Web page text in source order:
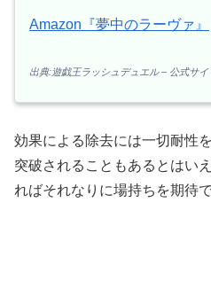
Amazon『夢中のラーヴァ』
出典:遊戯王ラッシュデュエル – 公式サイ
効果による除去には一切耐性
突破されることもあるとはい
ればそれなりに場持ちを期待